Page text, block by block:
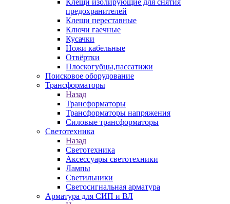
Клещи изолирующие для снятия
предохранителей
Клещи переставные
Ключи гаечные
Кусачки
Ножи кабельные
Отвёртки
Плоскогубцы,пассатижи
Поисковое оборудование
Трансформаторы
Назад
Трансформаторы
Трансформаторы напряжения
Силовые трансформаторы
Светотехника
Назад
Светотехника
Аксессуары светотехники
Лампы
Светильники
Светосигнальная арматура
Арматура для СИП и ВЛ